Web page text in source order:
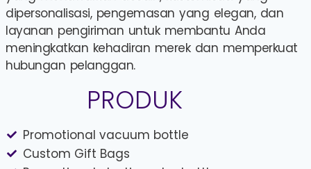
dipersonalisasi, pengemasan yang elegan, dan
layanan pengiriman untuk membantu Anda
meningkatkan kehadiran merek dan memperkuat
hubungan pelanggan.
PRODUK
Promotional vacuum bottle
Custom Gift Bags